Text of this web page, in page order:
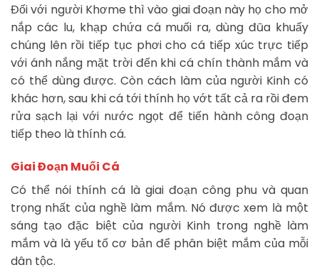
Đối với người Khơme thì vào giai đoạn này họ cho mở
nắp các lu, khạp chứa cá muối ra, dùng đũa khuấy
chúng lên rồi tiếp tục phơi cho cá tiếp xúc trực tiếp
với ánh nắng mặt trời đến khi cá chín thành mắm và
có thể dùng được. Còn cách làm của người Kinh có
khác hơn, sau khi cá tới thính họ vớt tất cả ra rồi đem
rửa sạch lại với nước ngọt để tiến hành công đoạn
tiếp theo là thính cá.
Giai Đoạn Muối Cá
Có thể nói thính cá là giai đoạn công phu và quan
trọng nhất của nghề làm mắm. Nó được xem là một
sáng tạo đặc biệt của người Kinh trong nghề làm
mắm và là yếu tố cơ bản để phân biệt mắm của mỗi
dân tộc.